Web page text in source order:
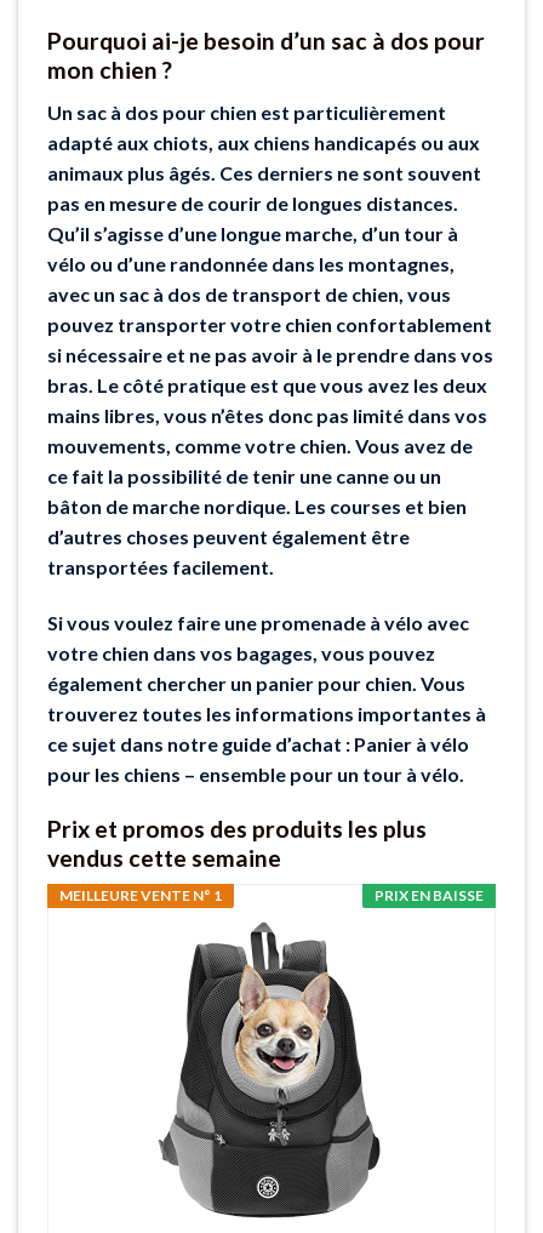
Pourquoi ai-je besoin d’un sac à dos pour
mon chien ?
Un sac à dos pour chien est particulièrement
adapté aux chiots, aux chiens handicapés ou aux
animaux plus âgés. Ces derniers ne sont souvent
pas en mesure de courir de longues distances.
Qu’il s’agisse d’une longue marche, d’un tour à
vélo ou d’une randonnée dans les montagnes,
avec un sac à dos de transport de chien, vous
pouvez transporter votre chien confortablement
si nécessaire et ne pas avoir à le prendre dans vos
bras. Le côté pratique est que vous avez les deux
mains libres, vous n’êtes donc pas limité dans vos
mouvements, comme votre chien. Vous avez de
ce fait la possibilité de tenir une canne ou un
bâton de marche nordique. Les courses et bien
d’autres choses peuvent également être
transportées facilement.
Si vous voulez faire une promenade à vélo avec
votre chien dans vos bagages, vous pouvez
également chercher un panier pour chien. Vous
trouverez toutes les informations importantes à
ce sujet dans notre guide d’achat : Panier à vélo
pour les chiens – ensemble pour un tour à vélo.
Prix et promos des produits les plus
vendus cette semaine
PRIX EN BAISSE
MEILLEURE VENTE N° 1